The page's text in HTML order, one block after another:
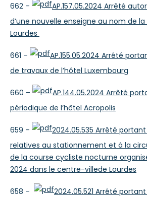
662 –
AP.157.05.2024 Arrêté
d’une nouvelle enseigne au nom de
Lourdes
661 –
AP.155.05.2024 Arrêté
de travaux de l’hôtel Luxembourg
660 –
AP.144.05.2024 Arrêté
périodique de l’hôtel Acropolis
659 –
2024.05.535 Arrêté
relatives au stationnement et à la
de la course cycliste nocturne
2024 dans le centre-villede Lourdes
658 –
2024.05.521 Arrêté